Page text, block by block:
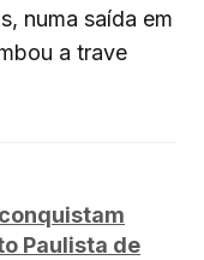
numa saída em
a trave
Paulista de